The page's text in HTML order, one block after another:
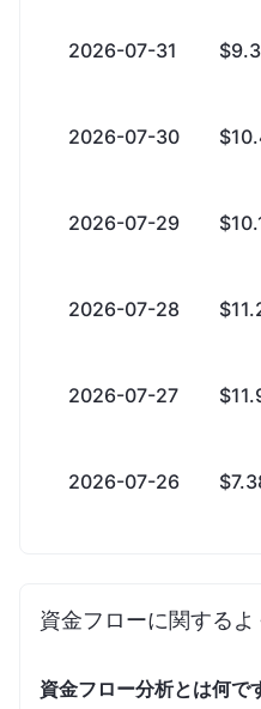
2026-07-31
2026-07-30
2026-07-29
2026-07-28
2026-07-27
2026-07-26
資金フローに関する
資金フロー分析とは何で